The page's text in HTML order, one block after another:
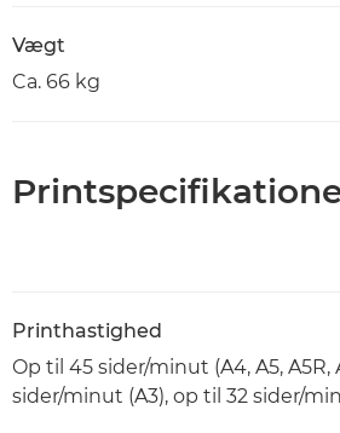
Vægt
Ca. 66 kg
Printhastighed
Op til 45 sider/minut (A4, A5, A5R,
sider/minut (A3), op til 32 sider/